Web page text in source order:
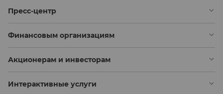
Пресс-центр
Финансовым организациям
Акционерам и инвесторам
Интерактивные услуги